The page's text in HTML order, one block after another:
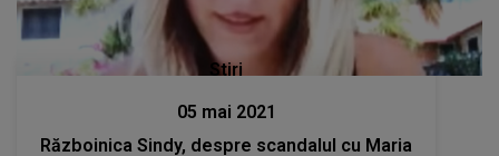
Stiri
05 mai 2021
Războinica Sindy, despre scandalul cu Maria